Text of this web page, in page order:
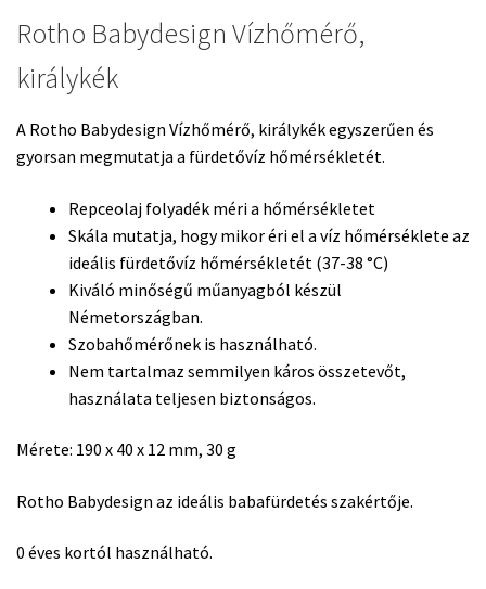
Rotho Babydesign Vízhőmérő,
királykék
A Rotho Babydesign Vízhőmérő, királykék egyszerűen és
gyorsan megmutatja a fürdetővíz hőmérsékletét.
Repceolaj folyadék méri a hőmérsékletet
Skála mutatja, hogy mikor éri el a víz hőmérséklete az
ideális fürdetővíz hőmérsékletét (37-38 °C)
Kiváló minőségű műanyagból készül
Németországban.
Szobahőmérőnek is használható.
Nem tartalmaz semmilyen káros összetevőt,
használata teljesen biztonságos.
Mérete: 190 x 40 x 12 mm, 30 g
Rotho Babydesign az ideális babafürdetés szakértője.
0 éves kortól használható.